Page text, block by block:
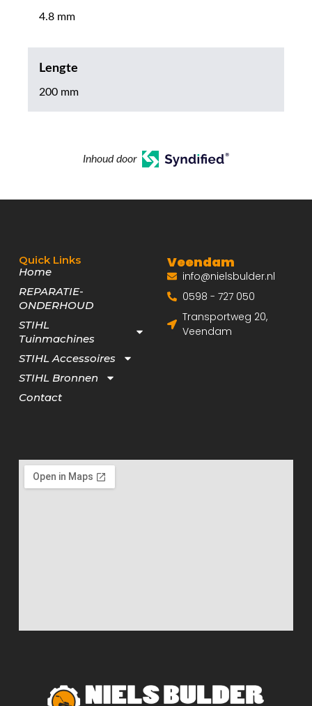
4.8 mm
Lengte
200 mm
Inhoud door
Quick Links
Home
REPARATIE-
ONDERHOUD
STIHL
Tuinmachines
STIHL Accessoires
STIHL Bronnen
Contact
Veendam
info@nielsbulder.nl
0598 - 727 050
Transportweg 20,
Veendam